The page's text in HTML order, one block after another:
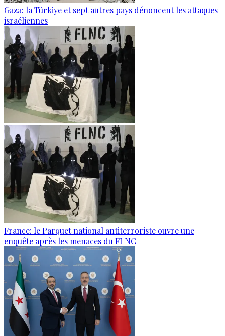
Gaza: la Türkiye et sept autres pays dénoncent les attaques
israéliennes
France: le Parquet national antiterroriste ouvre une
enquête après les menaces du FLNC